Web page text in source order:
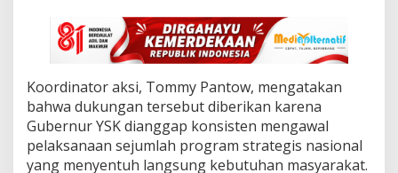
s
i
a
i
K
m
t
Koordinator aksi, Tommy Pantow, mengatakan
bahwa dukungan tersebut diberikan karena
Gubernur YSK dianggap konsisten mengawal
pelaksanaan sejumlah program strategis nasional
yang menyentuh langsung kebutuhan masyarakat.